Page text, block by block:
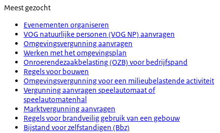
Meest gezocht
Evenementen organiseren
VOG natuurlijke personen (VOG NP) aanvragen
Omgevingsvergunning aanvragen
Werken met het omgevingsplan
Onroerendezaakbelasting (OZB) voor bedrijfspand
Regels voor bouwen
Omgevingsvergunning voor een milieubelastende activiteit
Vergunning aanvragen speelautomaat of
speelautomatenhal
Marktvergunning aanvragen
Regels voor brandveilig gebruik van een gebouw
Bijstand voor zelfstandigen (Bbz)